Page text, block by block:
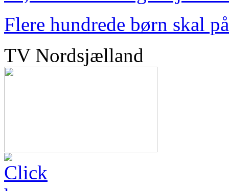
Flere hundrede børn skal
TV Nordsjælland